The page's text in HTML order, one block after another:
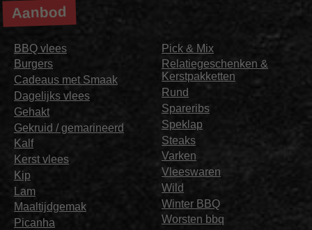
Aanbod
BBQ vlees
Burgers
Cadeaus met Smaak
Dagelijks vlees
Gehakt
Gekruid / gemarineerd
Kalf
Kerst vlees
Kip
Lam
Maaltijdgemak
Picanha
Pick & Mix
Relatiegeschenken &
Kerstpakketten
Rund
Spareribs
Speklap
Steaks
Varken
Vleeswaren
Wild
Winter BBQ
Worsten bbq